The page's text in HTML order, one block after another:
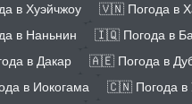
в Хуэйчжоу
🇻🇳 Погода в
в Наньнин
🇮🇶 Погода в
в Дакар
🇦🇪 Погода в
в Иокогама
🇨🇳 Погода в